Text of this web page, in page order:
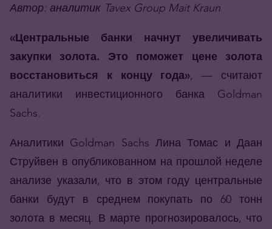
Автор: аналитик Tavex Group Mait Kraun
«Центральные банки начнут увеличивать
закупки золота. Это поможет цене золота
восстановиться к концу года», — считают
аналитики инвестиционного банка Goldman
Sachs.
Аналитики Goldman Sachs Лина Томас и Даан
Струйвен в опубликованном на прошлой неделе
анализе указали, что в этом году центральные
банки будут в среднем покупать по 60 тонн
золота в месяц. В марте прогнозировалось, что